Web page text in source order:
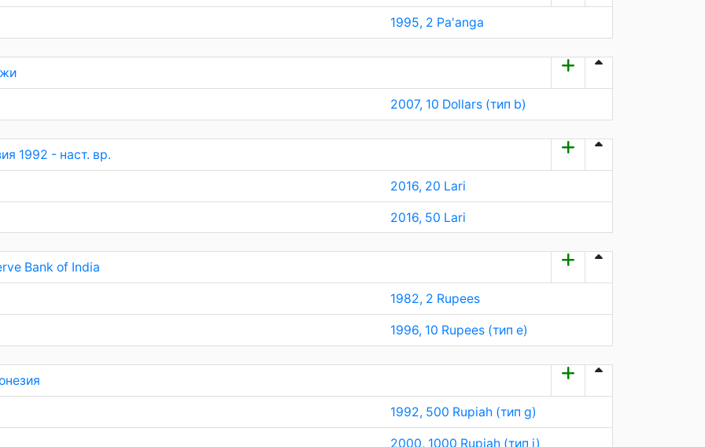
1995, 2 Pa'anga
2007, 10 Dollars (тип b)
1992 - наст. вр.
2016, 20 Lari
2016, 50 Lari
Bank of India
1982, 2 Rupees
1996, 10 Rupees (тип e)
1992, 500 Rupiah (тип g)
2000, 1000 Rupiah (тип i)